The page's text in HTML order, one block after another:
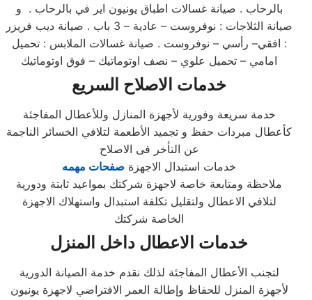
بالرحاب . صيانة غسالات اطباق يونيون اير في بالرحاب . و
صيانة الثلاجات : نوفروست – عادية – 3 باب . صيانة ديب فريزر
: افقي– رأسي – نوفروست . صيانة غسالات الملابس : تحميل
امامي – تحميل علوي – نصف اوتوماتيك – فوق اوتوماتيك
خدمات الاصلاح السريع
خدمة سريعة وفورية لأجهزة المنازل وللأعطال المفاجئة
كأعطال مبردات حفظ و تجميد الأطعمة لتلافي الخسائر الناجمة
عن التأخر فى الاصلاح
خدمات استبدال الاجهزة صفحات مهمه
ملاحظة ومتابعة خاصة لاجهزة شركتك بمواعيد ثابتة ودورية
لتلافي الاعطال ولتقليل تكلفة استبدال واستهلاك الاجهزة
الخاصة شركتك
خدمات الاعطال داخل المنزل
لتجنب الأعطال المفاجئة لذلك نقدم خدمة الصيانة الدورية
لأجهزة المنزل للحفاظ وإطالة العمر الافتراضي لاجهزة يونيون